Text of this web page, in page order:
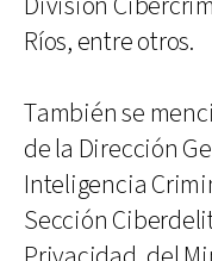
Ríos, entre otros.
También se
de la Dirección
Inteligencia
Sección